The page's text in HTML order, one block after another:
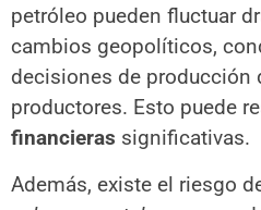
petróleo pueden fluctuar
cambios geopolíticos,
decisiones de producción
productores. Esto puede
financieras significativas.
Además, existe el riesgo